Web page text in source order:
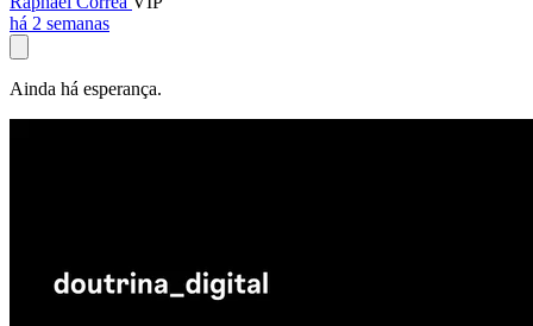
há 2 semanas
Ainda há esperança.